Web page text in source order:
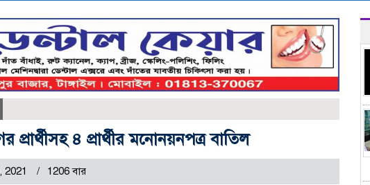
প্রার্থীসহ ৪ প্রার্থীর মনোনয়নপত্র বাতিল
1206 বার